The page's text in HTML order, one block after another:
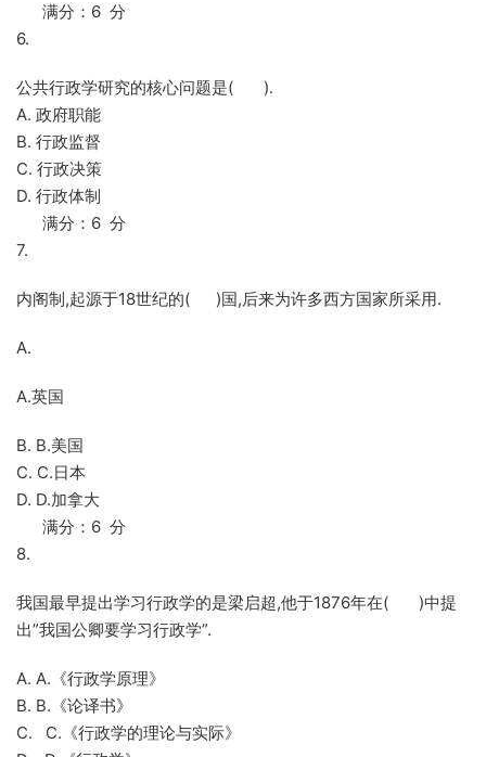
满分：6 分
6.
公共行政学研究的核心问题是( ).
A. 政府职能
B. 行政监督
C. 行政决策
D. 行政体制
满分：6 分
7.
内阁制,起源于18世纪的( )国,后来为许多西方国家所采用.
A.
A.英国
B. B.美国
C. C.日本
D. D.加拿大
满分：6 分
8.
我国最早提出学习行政学的是梁启超,他于1876年在( )中提
出”我国公卿要学习行政学”.
A. A.《行政学原理》
B. B.《论译书》
C. C.《行政学的理论与实际》